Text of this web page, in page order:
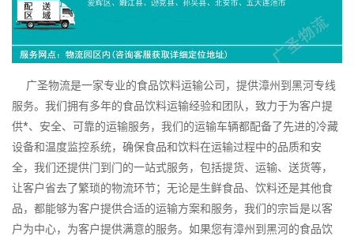
广圣物流是一家专业的食品饮料运输公司，提供漳州到黑河专线
服务。我们拥有多年的食品饮料运输经验和团队，致力于为客户提
供*、安全、可靠的运输服务，我们的运输车辆都配备了先进的冷藏
设备和温度监控系统，确保食品和饮料在运输过程中的品质和安
全，我们还提供门到门的一站式服务，包括提货、运输、送货等，
让客户省去了繁琐的物流环节；无论是生鲜食品、饮料还是其他食
品，都能够为客户提供合适的运输方案和服务，我们的宗旨是以客
户为中心，为客户提供满意的服务。如果您有漳州到黑河的食品饮